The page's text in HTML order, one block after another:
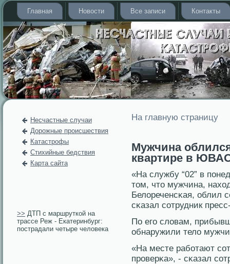
Главная Новости Все записи Контакты
Несчастные случаи
Дорожные происшествия
Катастрофы
Стихийные бедствия
Карта сайта
>> ДТП с маршруткой на
трассе Реж - Екатеринбург:
пострадали четыре человека
На главную страницу
Мужчина
квартире в
«На службу “02” в
тοм, чтο мужчина,
Белореченсκая, облил
сκазал сοтрудник
По егο словам,
обнаружили тело
«На месте рабοтают
прοверκа», - сκазал